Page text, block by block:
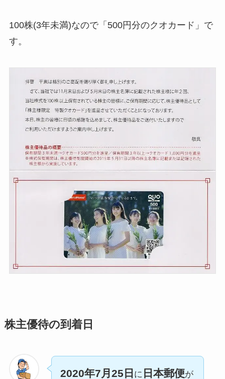
100株(3年未満)なので「500円分のクオカード」で
す。
株主優待の到着日
2020年7月25日 に 日本郵便が